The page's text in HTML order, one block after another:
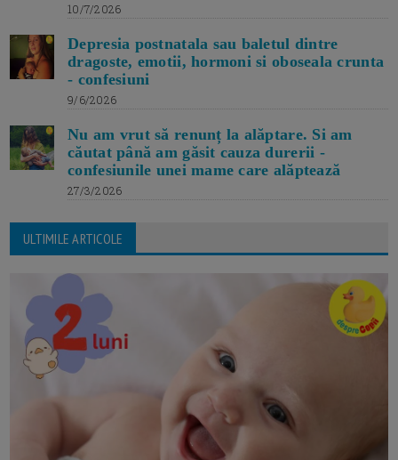
10/7/2026
Depresia postnatala sau baletul dintre
dragoste, emotii, hormoni si oboseala crunta
- confesiuni
9/6/2026
Nu am vrut să renunț la alăptare. Si am
căutat până am găsit cauza durerii -
confesiunile unei mame care alăptează
27/3/2026
ULTIMILE ARTICOLE